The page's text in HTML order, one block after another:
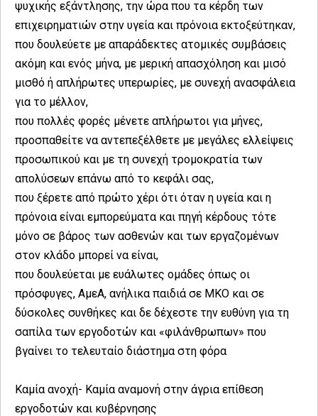
ψυχικής εξάντλησης, την ώρα που τα κέρδη των
επιχειρηματιών στην υγεία και πρόνοια εκτοξεύτηκαν,
που δουλεύετε με απαράδεκτες ατομικές συμβάσεις
ακόμη και ενός μήνα, με μερική απασχόληση και μισό
μισθό ή απλήρωτες υπερωρίες, με συνεχή ανασφάλεια
για το μέλλον,
που πολλές φορές μένετε απλήρωτοι για μήνες,
προσπαθείτε να αντεπεξέλθετε με μεγάλες ελλείψεις
προσωπικού και με τη συνεχή τρομοκρατία των
απολύσεων επάνω από το κεφάλι σας,
που ξέρετε από πρώτο χέρι ότι όταν η υγεία και η
πρόνοια είναι εμπορεύματα και πηγή κέρδους τότε
μόνο σε βάρος των ασθενών και των εργαζομένων
στον κλάδο μπορεί να είναι,
που δουλεύεται με ευάλωτες ομάδες όπως οι
πρόσφυγες, ΑμεΑ, ανήλικα παιδιά σε ΜΚΟ και σε
δύσκολες συνθήκες και δε δέχεστε την ευθύνη για τη
σαπίλα των εργοδοτών και «φιλάνθρωπων» που
βγαίνει το τελευταίο διάστημα στη φόρα
Καμία ανοχή- Καμία αναμονή στην άγρια επίθεση
εργοδοτών και κυβέρνησης